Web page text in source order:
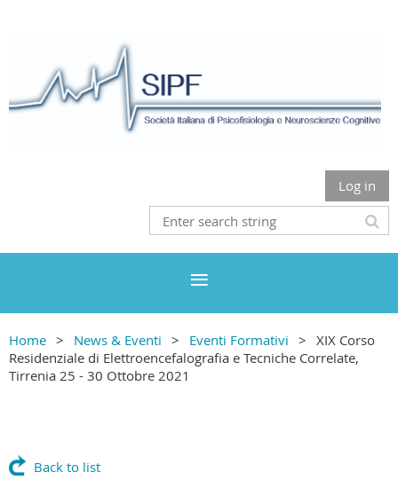
Log in
Home News & Eventi Eventi Formativi
XIX Corso
Residenziale di Elettroencefalografia e Tecniche Correlate,
Tirrenia 25 - 30 Ottobre 2021
Back to list